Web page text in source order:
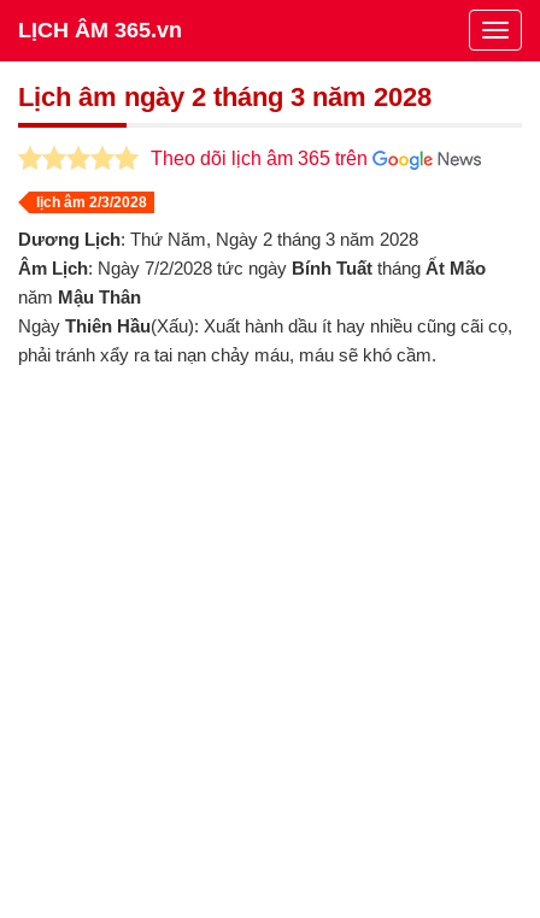
LỊCH ÂM 365.vn
Lịch âm ngày 2 tháng 3 năm 2028
Theo dõi lịch âm 365 trên
lịch âm 2/3/2028
Dương Lịch: Thứ Năm, Ngày 2 tháng 3 năm 2028
Âm Lịch: Ngày 7/2/2028 tức ngày Bính Tuất tháng Ất Mão
năm Mậu Thân
Ngày Thiên Hầu(Xấu): Xuất hành dầu ít hay nhiều cũng cãi cọ,
phải tránh xẩy ra tai nạn chảy máu, máu sẽ khó cầm.